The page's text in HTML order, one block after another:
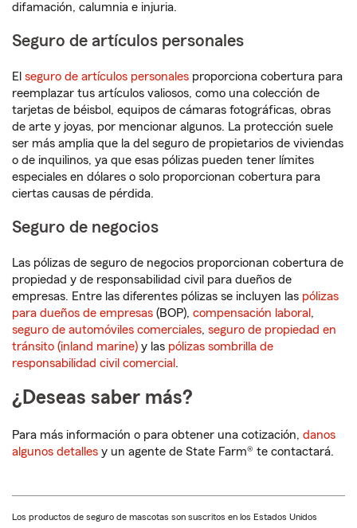
difamación, calumnia e injuria.
Seguro de artículos personales
El seguro de artículos personales proporciona cobertura para
reemplazar tus artículos valiosos, como una colección de
tarjetas de béisbol, equipos de cámaras fotográficas, obras
de arte y joyas, por mencionar algunos. La protección suele
ser más amplia que la del seguro de propietarios de viviendas
o de inquilinos, ya que esas pólizas pueden tener límites
especiales en dólares o solo proporcionan cobertura para
ciertas causas de pérdida.
Seguro de negocios
Las pólizas de seguro de negocios proporcionan cobertura de
propiedad y de responsabilidad civil para dueños de
empresas. Entre las diferentes pólizas se incluyen las pólizas
para dueños de empresas (BOP), compensación laboral ,
seguro de automóviles comerciales, seguro de propiedad en
tránsito (inland marine) y las pólizas sombrilla de
responsabilidad civil comercial .
¿Deseas saber más?
Para más información o para obtener una cotización, danos
algunos detalles y un agente de State Farm® te contactará.
Los productos de seguro de mascotas son suscritos en los Estados Unidos